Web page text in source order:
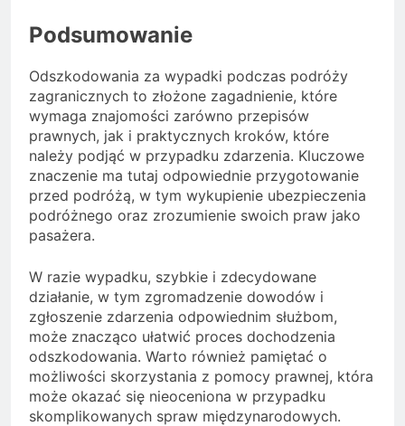
Podsumowanie
Odszkodowania za wypadki podczas podróży
zagranicznych to złożone zagadnienie, które
wymaga znajomości zarówno przepisów
prawnych, jak i praktycznych kroków, które
należy podjąć w przypadku zdarzenia. Kluczowe
znaczenie ma tutaj odpowiednie przygotowanie
przed podróżą, w tym wykupienie ubezpieczenia
podróżnego oraz zrozumienie swoich praw jako
pasażera.
W razie wypadku, szybkie i zdecydowane
działanie, w tym zgromadzenie dowodów i
zgłoszenie zdarzenia odpowiednim służbom,
może znacząco ułatwić proces dochodzenia
odszkodowania. Warto również pamiętać o
możliwości skorzystania z pomocy prawnej, która
może okazać się nieoceniona w przypadku
skomplikowanych spraw międzynarodowych.